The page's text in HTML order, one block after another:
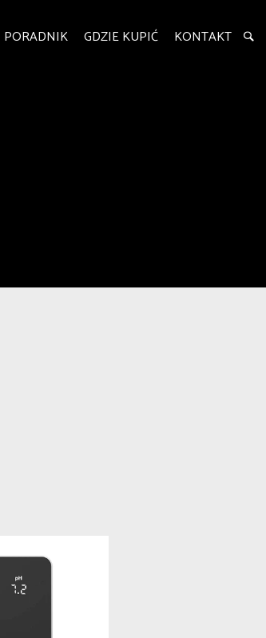
PORADNIK GDZIE KUPIĆ KONTAKT